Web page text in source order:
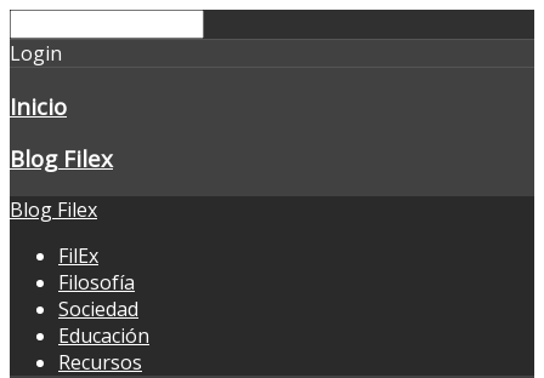
Login
Inicio
Blog Filex
Blog Filex
FilEx
Filosofía
Sociedad
Educación
Recursos